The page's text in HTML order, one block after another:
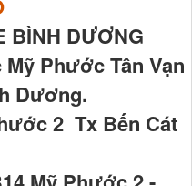
BÌNH DƯƠNG
Phước Tân Vạn
Dương.
2 Tx Bến Cát